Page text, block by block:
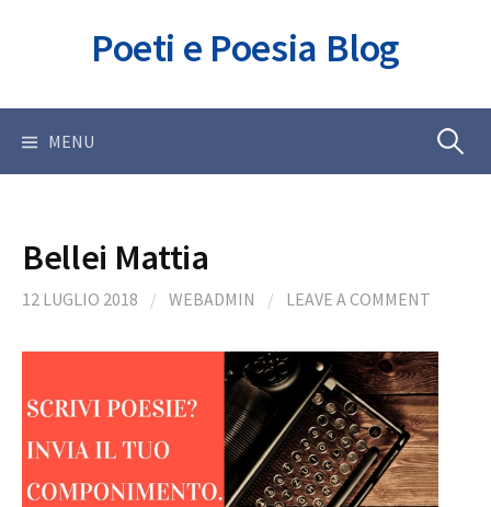
Poeti e Poesia Blog
MENU Ricerca
Bellei Mattia
12 LUGLIO 2018 / WEBADMIN / LEAVE A COMMENT